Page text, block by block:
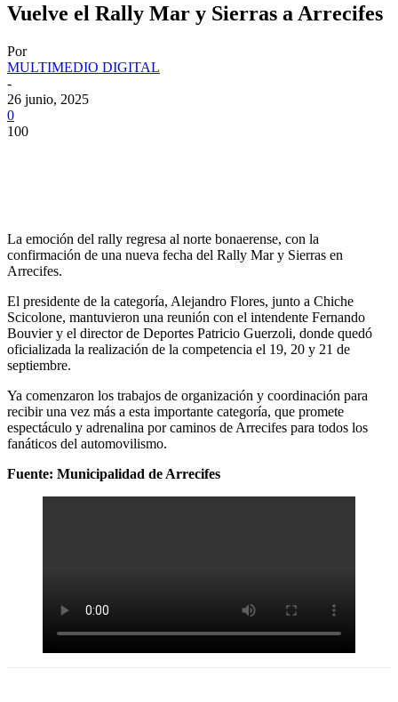
Vuelve el Rally Mar y Sierras a Arrecifes
Por
MULTIMEDIO DIGITAL
-
26 junio, 2025
0
100
La emoción del rally regresa al norte bonaerense, con la
confirmación de una nueva fecha del Rally Mar y Sierras en
Arrecifes.
El presidente de la categoría, Alejandro Flores, junto a Chiche
Scicolone, mantuvieron una reunión con el intendente Fernando
Bouvier y el director de Deportes Patricio Guerzoli, donde quedó
oficializada la realización de la competencia el 19, 20 y 21 de
septiembre.
Ya comenzaron los trabajos de organización y coordinación para
recibir una vez más a esta importante categoría, que promete
espectáculo y adrenalina por caminos de Arrecifes para todos los
fanáticos del automovilismo.
Fuente: Municipalidad de Arrecifes